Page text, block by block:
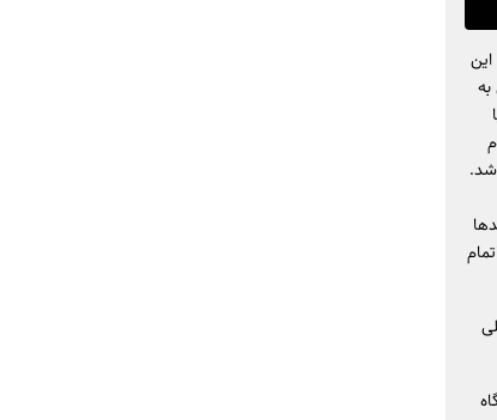
شد.